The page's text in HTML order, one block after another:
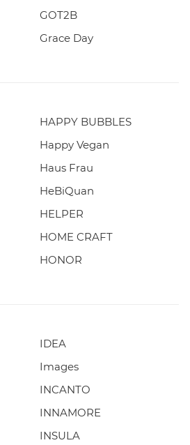
GOT2B
Grace Day
HAPPY BUBBLES
Happy Vegan
Haus Frau
HeBiQuan
HELPER
HOME CRAFT
HONOR
IDEA
Images
INCANTO
INNAMORE
INSULA